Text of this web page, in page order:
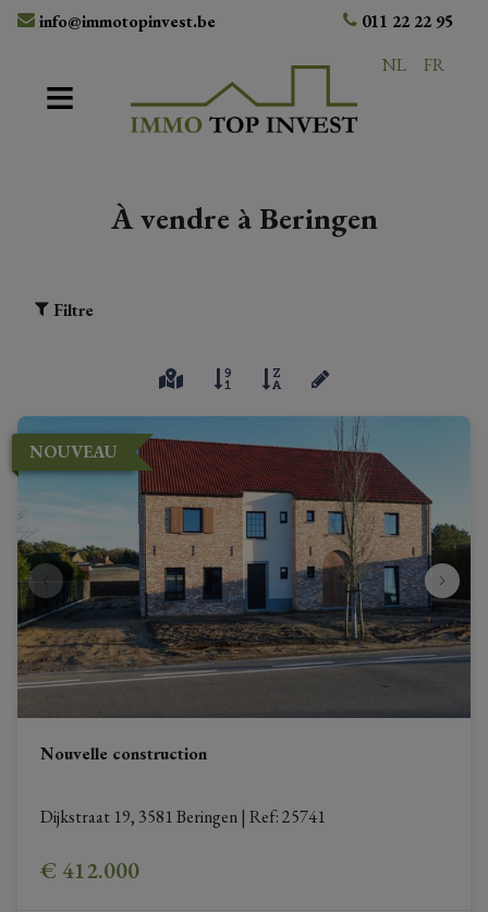
info@immotopinvest.be
011 22 22 95
NL
FR
À vendre à Beringen
Filtre
NOUVEAU
Nouvelle construction
Dijkstraat 19, 3581 Beringen | Ref: 25741
€ 412.000